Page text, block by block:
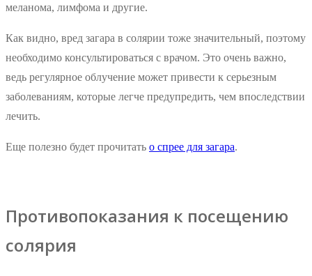
меланома, лимфома и другие.
Как видно, вред загара в солярии тоже значительный, поэтому
необходимо консультироваться с врачом. Это очень важно,
ведь регулярное облучение может привести к серьезным
заболеваниям, которые легче предупредить, чем впоследствии
лечить.
Еще полезно будет прочитать о спрее для загара.
Противопоказания к посещению
солярия